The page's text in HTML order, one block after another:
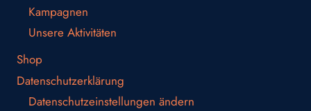
Kampagnen
Unsere Aktivitäten
Shop
Datenschutzerklärung
Datenschutzeinstellungen ändern